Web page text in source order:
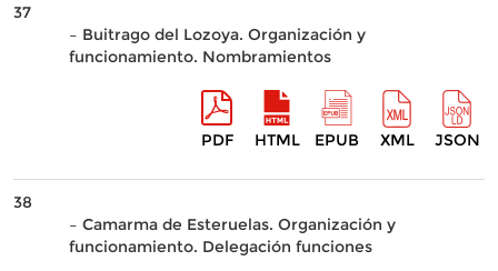
37
– Buitrago del Lozoya. Organización y
funcionamiento. Nombramientos
PDF HTML EPUB XML JSON
38
– Camarma de Esteruelas. Organización y
funcionamiento. Delegación funciones